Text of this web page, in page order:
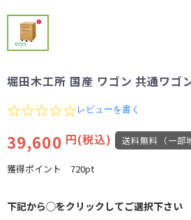
堀田木工所 国産 ワゴン 共通ワゴ
0.0
rating
レビューを書く
39,600 円(税込) 送料無料（一部
獲得ポイント 720pt
下記から◯をクリックしてご選択下さい